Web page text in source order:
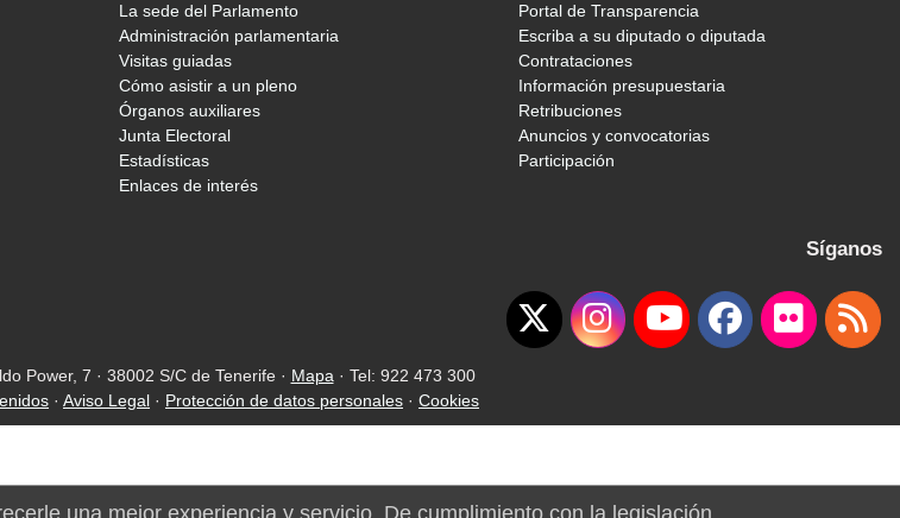
La sede del Parlamento
Administración parlamentaria
Visitas guiadas
Cómo asistir a un pleno
Órganos auxiliares
Junta Electoral
Estadísticas
Enlaces de interés
Portal de Transparencia
Escriba a su diputado o diputada
Contrataciones
Información presupuestaria
Retribuciones
Anuncios y convocatorias
Participación
Síganos
Power, 7 · 38002 S/C de Tenerife · Mapa · Tel: 922 473 300
· Aviso Legal · Protección de datos personales · Cookies
una mejor experiencia y servicio. De cumplimiento con la legislación